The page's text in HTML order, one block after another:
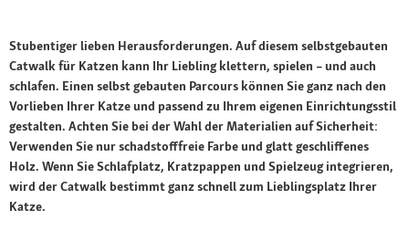
Stubentiger lieben Herausforderungen. Auf diesem selbstgebauten
Catwalk für Katzen kann Ihr Liebling klettern, spielen – und auch
schlafen. Einen selbst gebauten Parcours können Sie ganz nach den
Vorlieben Ihrer Katze und passend zu Ihrem eigenen Einrichtungsstil
gestalten. Achten Sie bei der Wahl der Materialien auf Sicherheit:
Verwenden Sie nur schadstofffreie Farbe und glatt geschliffenes
Holz. Wenn Sie Schlafplatz, Kratzpappen und Spielzeug integrieren,
wird der Catwalk bestimmt ganz schnell zum Lieblingsplatz Ihrer
Katze.